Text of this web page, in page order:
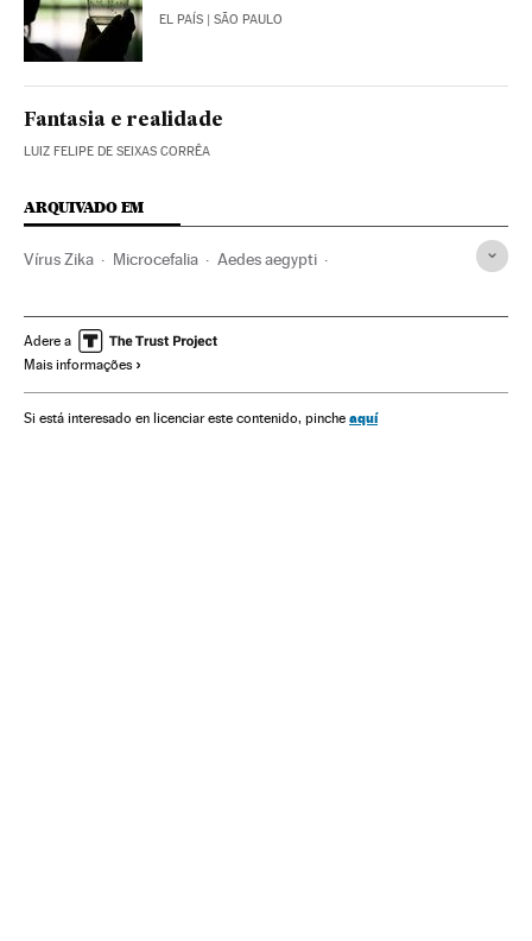
EL PAÍS | SÃO PAULO
Fantasia e realidade
LUIZ FELIPE DE SEIXAS CORRÊA
ARQUIVADO EM
Vírus Zika Microcefalia Aedes aegypti
Virologia Doenças neurológicas
Doenças genéticas
Epidemia Reprodução América do Norte Doenças
Adere a
Mais informações
Si está interesado en licenciar este contenido, pinche aquí